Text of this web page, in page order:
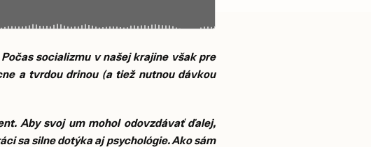
socializmu v našej krajine však pre
a tvrdou drinou (a tiež nutnou dávkou
Aby svoj um mohol odovzdávať ďalej,
sa silne dotýka aj psychológie. Ako sám